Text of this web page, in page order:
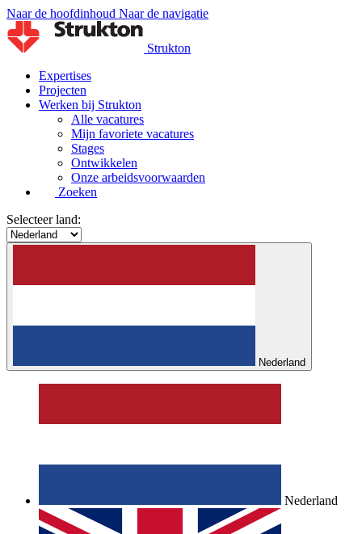
Naar de hoofdinhoud Naar de navigatie
Strukton
Expertises
Projecten
Werken bij Strukton
Alle vacatures
Mijn favoriete vacatures
Stages
Ontwikkelen
Onze arbeidsvoorwaarden
Zoeken
Selecteer land:
Nederland
Nederland